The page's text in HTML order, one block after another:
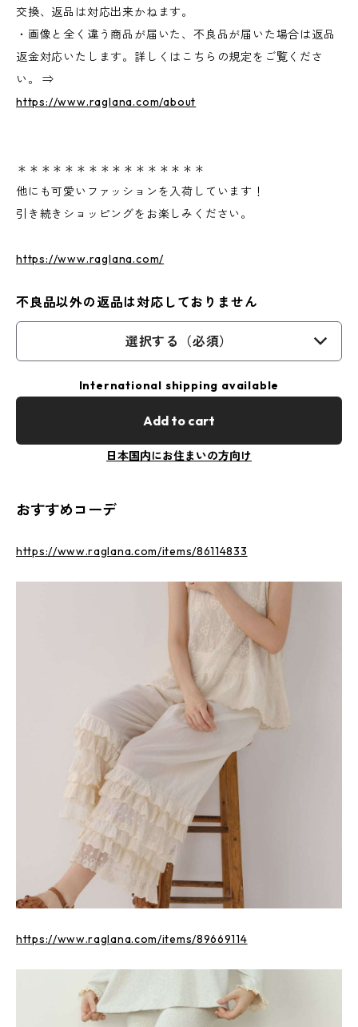
交換、返品は対応出来かねます。
・画像と全く違う商品が届いた、不良品が届いた場合は返品
返金対応いたします。詳しくはこちらの規定をご覧くださ
い。 ⇒
https://www.raglana.com/about
＊＊＊＊＊＊＊＊＊＊＊＊＊＊＊＊
他にも可愛いファッションを入荷しています！
引き続きショッピングをお楽しみください。
https://www.raglana.com/
不良品以外の返品は対応しておりません
選択する（必須）
International shipping available
Add to cart
日本国内にお住まいの方向け
おすすめコーデ
https://www.raglana.com/items/86114833
https://www.raglana.com/items/89669114